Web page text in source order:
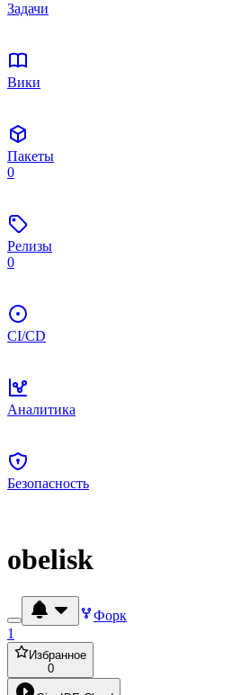
Задачи
Вики
Пакеты
0
Релизы
0
CI/CD
Аналитика
Безопасность
obelisk
Форк
1
Избранное
0